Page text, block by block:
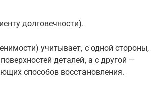
долговечности).
учитывает, с одной стороны,
деталей, а с другой —
способов восстановления.